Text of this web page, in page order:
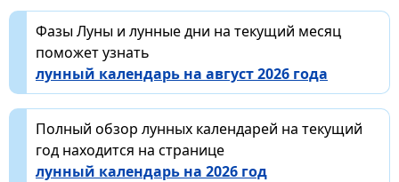
Фазы Луны и лунные дни на текущий месяц
поможет узнать
лунный календарь на август 2026 года
Полный обзор лунных календарей на текущий
год находится на странице
лунный календарь на 2026 год